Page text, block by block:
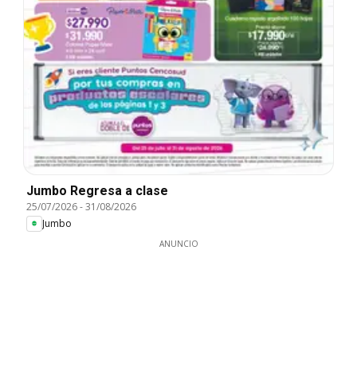
Jumbo Regresa a clase
25/07/2026-31/08/2026
Jumbo
ANUNCIO